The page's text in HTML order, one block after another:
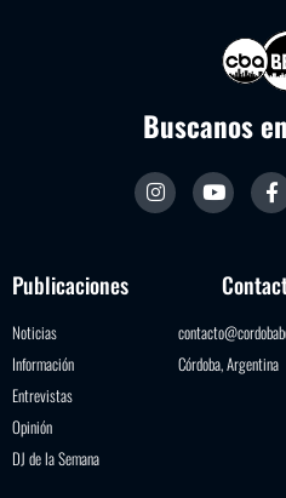
Buscanos
Publicaciones
Noticias
Información
Entrevistas
Opinión
DJ de la Semana
Córdoba, Argentina